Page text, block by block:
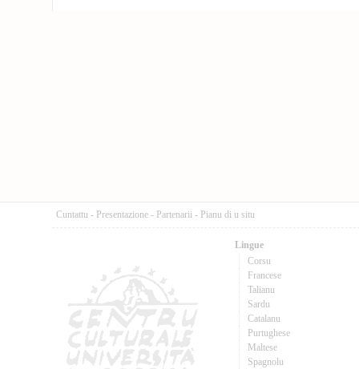
Cuntattu - Presentazione - Partenarii - Pianu di u situ
Lingue
Corsu
Francese
Talianu
Sardu
Catalanu
Purtughese
Maltese
Spagnolu